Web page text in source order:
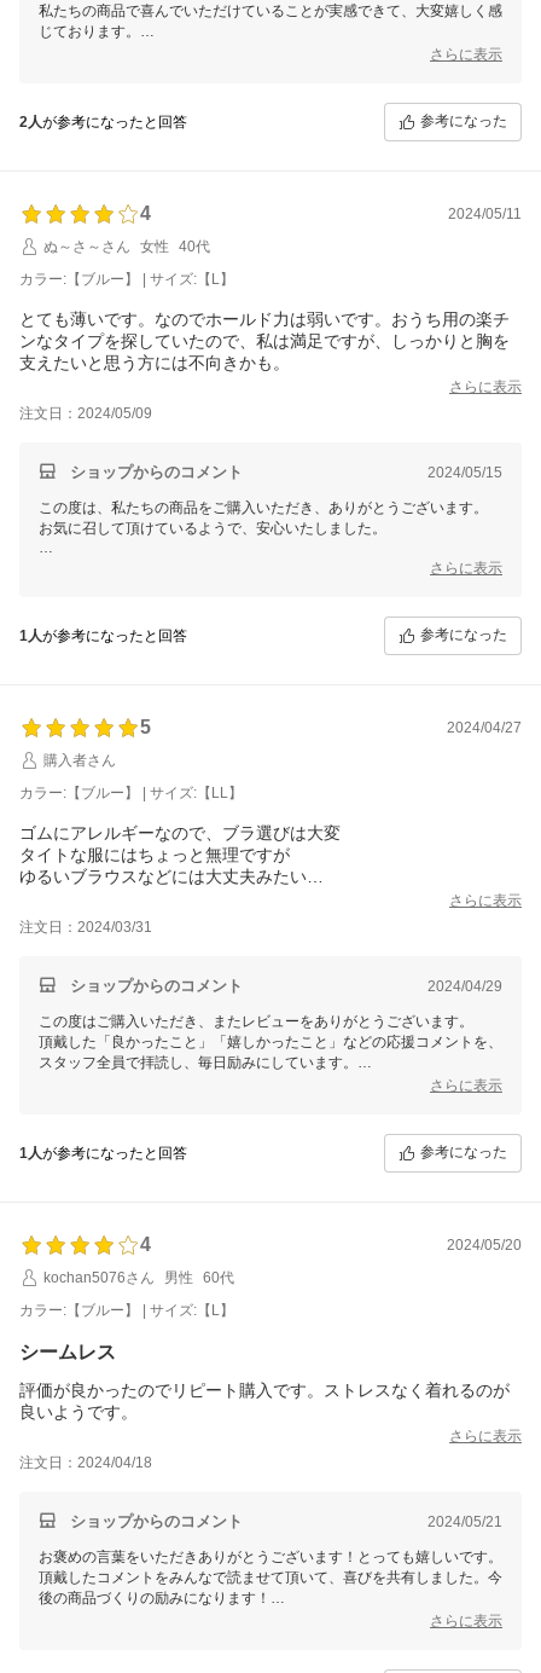
私たちの商品で喜んでいただけていることが実感できて、大変嬉しく感
じております。
これからもどうぞよろしくお願いいたします。
さらに表示
2人が参考になったと回答 参考になった
4
2024/05/11
ぬ～さ～さん
女性
40代
カラー:【ブルー】 | サイズ:【L】
とても薄いです。なのでホールド力は弱いです。おうち用の楽チ
ンなタイプを探していたので、私は満足ですが、しっかりと胸を
支えたいと思う方には不向きかも。
さらに表示
注文日：2024/05/09
ショップからのコメント 2024/05/15
この度は、私たちの商品をご購入いただき、ありがとうございます。
お気に召して頂けているようで、安心いたしました。
こちらのシームレスブラは通気性がよく、薄手のシャツやワンピースで
これからの暑い季節にぴったりの商品になっておりますので、たくさん
ご愛用いただけますと幸いです。
またのご来店を心よりお待ちいたしております。
三恵 佐野昌子
さらに表示
1人が参考になったと回答 参考になった
5
2024/04/27
購入者さん
カラー:【ブルー】 | サイズ:【LL】
ゴムにアレルギーなので、ブラ選びは大変
タイトな服にはちょっと無理ですが
ゆるいブラウスなどには大丈夫みたい
真夏にこのパットは暑そうな気もする
さらに表示
注文日：2024/03/31
ショップからのコメント 2024/04/29
この度はご購入いただき、またレビューをありがとうございます。
頂戴した「良かったこと」「嬉しかったこと」などの応援コメントを、
スタッフ全員で拝読し、毎日励みにしています。
誠に勝手ながら、ゴールデンウィーク期間中のご注文の発送に全力を注
し訳ございません。
※個別での対応が必要なお客様へは、5月8日(水)から順次対応させてい
す。
心を込めて返信いたしますので、今後とも、どうぞよろしくお願いいた
します。
さらに表示
1人が参考になったと回答 参考になった
4
2024/05/20
kochan5076さん
男性
60代
カラー:【ブルー】 | サイズ:【L】
シームレス
評価が良かったのでリピート購入です。ストレスなく着れるのが
良いようです。
さらに表示
注文日：2024/04/18
ショップからのコメント 2024/05/21
お褒めの言葉をいただきありがとうございます！とっても嬉しいです。
頂戴したコメントをみんなで読ませて頂いて、喜びを共有しました。今
後の商品づくりの励みになります！
さらに表示